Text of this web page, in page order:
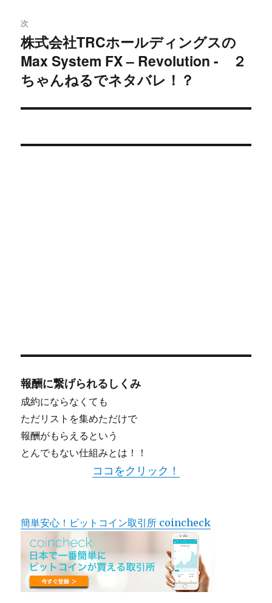
ー
シ
ョ
ン
次
次
の
投
稿:
株式会社TRCホールディングスの
Max System FX – Revolution - ２
ちゃんねるでネタバレ！？
報酬に繋げられるしくみ
成約にならなくても
ただリストを集めただけで
報酬がもらえるという
とんでもない仕組みとは！！
ココをクリック！
簡単安心！ビットコイン取引所 coincheck